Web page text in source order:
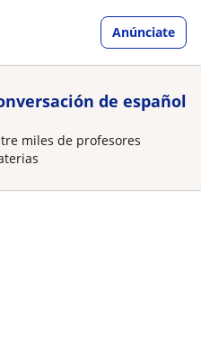
Anúnciate
de español
miles de profesores